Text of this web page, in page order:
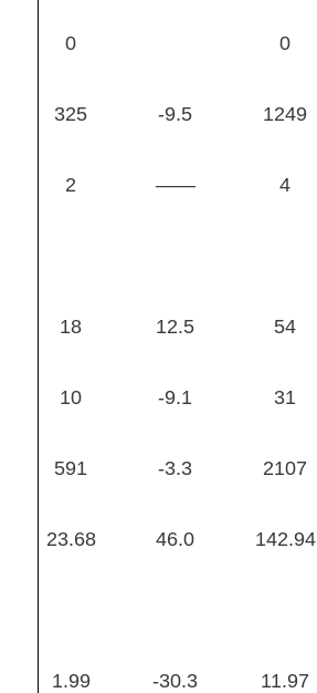
0 0
325 -9.5 1249
2 —— 4
18 12.5 54
10 -9.1 31
591 -3.3 2107
23.68 46.0 142.94
1.99 -30.3 11.97